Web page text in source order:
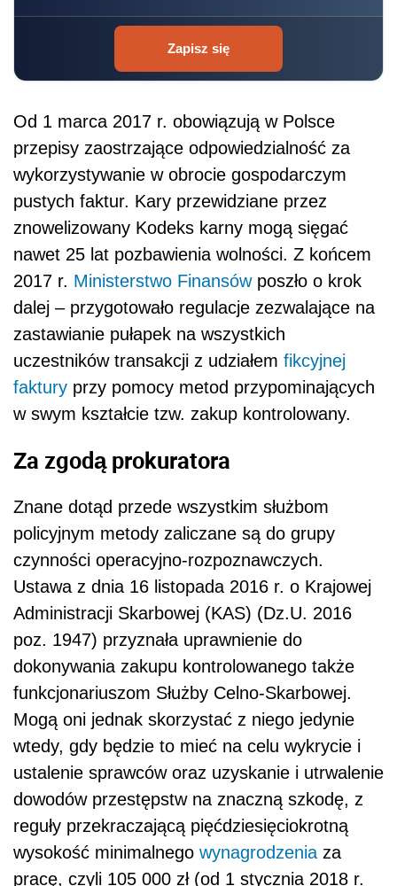
Zapisz się
Od 1 marca 2017 r. obowiązują w Polsce
przepisy zaostrzające odpowiedzialność za
wykorzystywanie w obrocie gospodarczym
pustych faktur. Kary przewidziane przez
znowelizowany Kodeks karny mogą sięgać
nawet 25 lat pozbawienia wolności. Z końcem
2017 r. Ministerstwo Finansówposzło o krok
dalej – przygotowało regulacje zezwalające na
zastawianie pułapek na wszystkich
uczestników transakcji z udziałem fikcyjnej
faktury przy pomocy metod przypominających
w swym kształcie tzw. zakup kontrolowany.
Za zgodą prokuratora
Znane dotąd przede wszystkim służbom
policyjnym metody zaliczane są do grupy
czynności operacyjno-rozpoznawczych.
Ustawa z dnia 16 listopada 2016 r. o Krajowej
Administracji Skarbowej (KAS) (Dz.U. 2016
poz. 1947) przyznała uprawnienie do
dokonywania zakupu kontrolowanego także
funkcjonariuszom Służby Celno-Skarbowej.
Mogą oni jednak skorzystać z niego jedynie
wtedy, gdy będzie to mieć na celu wykrycie i
ustalenie sprawców oraz uzyskanie i utrwalenie
dowodów przestępstw na znaczną szkodę, z
reguły przekraczającą pięćdziesięciokrotną
wysokość minimalnego wynagrodzenia za
pracę, czyli 105 000 zł (od 1 stycznia 2018 r.